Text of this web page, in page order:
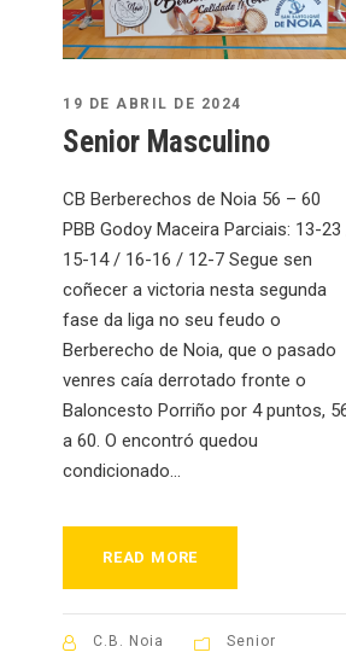
19 DE ABRIL DE 2024
Senior Masculino
CB Berberechos de Noia 56 – 60
PBB Godoy Maceira Parciais: 13-
15-14 / 16-16 / 12-7 Segue sen
coñecer a victoria nesta segunda
fase da liga no seu feudo o
Berberecho de Noia, que o pasado
venres caía derrotado fronte o
Baloncesto Porriño por 4 puntos,
a 60. O encontró quedou
condicionado...
READ MORE
C.B. Noia Senior